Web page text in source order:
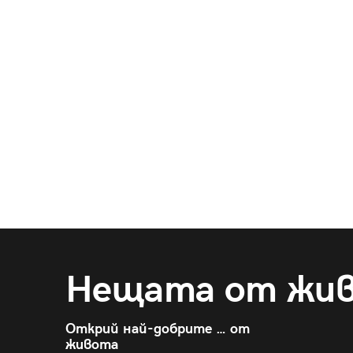
Нещата от
Открий най-добрите … от
живота